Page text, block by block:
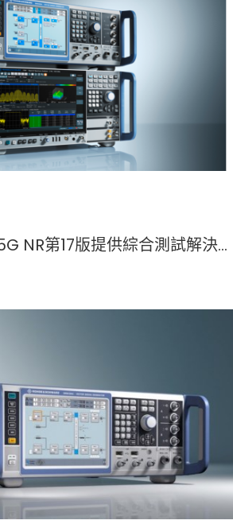
R&S宣佈為5G NR第17版提供綜合測試解決方案